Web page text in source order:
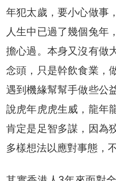
年犯太歲，要小心做事
人生中已過了幾個兔年
擔心過。本身又沒有做
念頭，只是幹飲食業，
遇到機緣幫幫手做些公
說虎年虎虎生威，龍年
肯定是足智多謀，因為
多樣想法以應對事態，